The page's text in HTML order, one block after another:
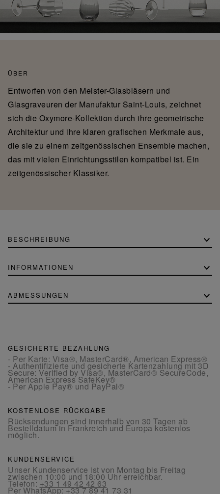
ÜBER
Entworfen von den Meister-Glasbläsern und
Glasgraveuren der Manufaktur Saint-Louis, zeichnet
sich die Oxymore-Kollektion durch ihre geometrische
Architektur und ihre klaren grafischen Merkmale aus,
die sie zu einem zeitgenössischen Ensemble machen,
das mit vielen Einrichtungsstilen kompatibel ist. Ein
zeitgenössischer Klassiker.
BESCHREIBUNG
INFORMATIONEN
ABMESSUNGEN
GESICHERTE BEZAHLUNG
- Per Karte: Visa®, MasterCard®, American Express®
- Authentifizierte und gesicherte Kartenzahlung mit 3D
Secure: Verified by Visa®, MasterCard® SecureCode,
American Express SafeKey®
- Per Apple Pay® und PayPal®
KOSTENLOSE RÜCKGABE
Rücksendungen sind innerhalb von 30 Tagen ab
Bestelldatum in Frankreich und Europa kostenlos
möglich.
KUNDENSERVICE
Unser Kundenservice ist von Montag bis Freitag
zwischen 10:00 und 18:00 Uhr erreichbar.
Telefon:+33 1 49 42 42 63
Per WhatsApp:+33 7 89 41 73 31